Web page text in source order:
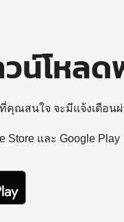
น์โหลด
คุณสนใจ จะมีแจ้งเตือ
Store และ Google Play